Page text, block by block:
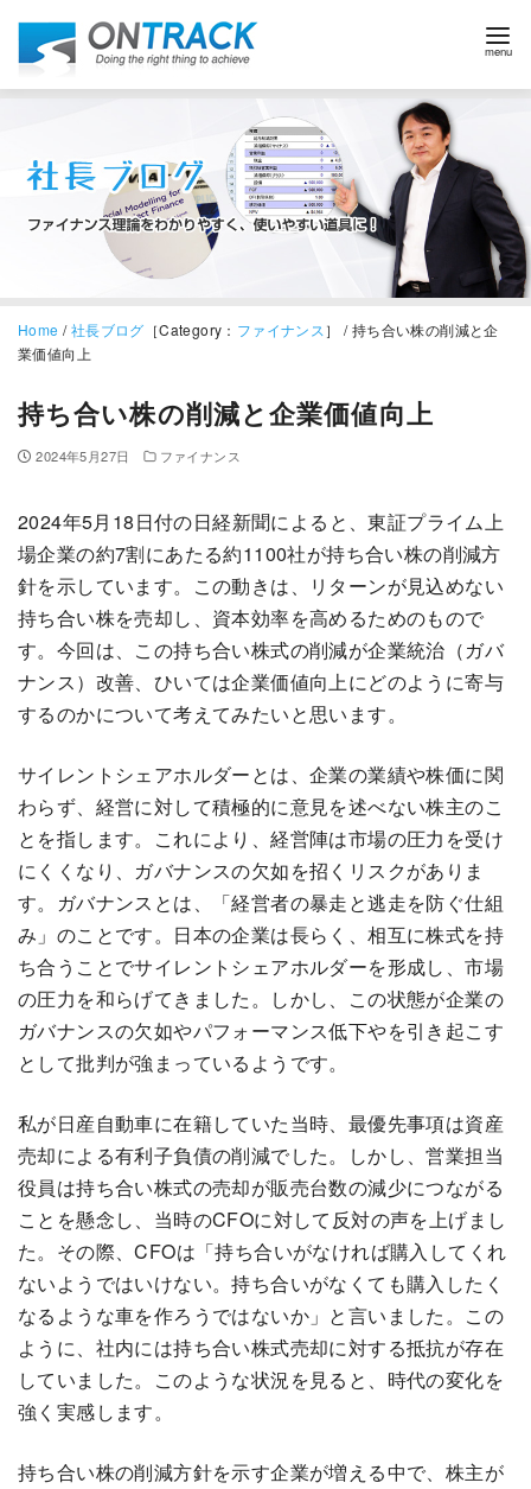
Home /社長ブログ ［Category： ファイナンス ］ / 持ち合い株の削減と企
業価値向上
持ち合い株の削減と企業価値向上
2024年5月27日 ファイナンス
2024年5月18日付の日経新聞によると、東証プライム上
場企業の約7割にあたる約1100社が持ち合い株の削減方
針を示しています。この動きは、リターンが見込めない
持ち合い株を売却し、資本効率を高めるためのもので
す。今回は、この持ち合い株式の削減が企業統治（ガバ
ナンス）改善、ひいては企業価値向上にどのように寄与
するのかについて考えてみたいと思います。
サイレントシェアホルダーとは、企業の業績や株価に関
わらず、経営に対して積極的に意見を述べない株主のこ
とを指します。これにより、経営陣は市場の圧力を受け
にくくなり、ガバナンスの欠如を招くリスクがありま
す。ガバナンスとは、「経営者の暴走と逃走を防ぐ仕組
み」のことです。日本の企業は長らく、相互に株式を持
ち合うことでサイレントシェアホルダーを形成し、市場
の圧力を和らげてきました。しかし、この状態が企業の
ガバナンスの欠如やパフォーマンス低下やを引き起こす
として批判が強まっているようです。
私が日産自動車に在籍していた当時、最優先事項は資産
売却による有利子負債の削減でした。しかし、営業担当
役員は持ち合い株式の売却が販売台数の減少につながる
ことを懸念し、当時のCFOに対して反対の声を上げまし
た。その際、CFOは「持ち合いがなければ購入してくれ
ないようではいけない。持ち合いがなくても購入したく
なるような車を作ろうではないか」と言いました。この
ように、社内には持ち合い株式売却に対する抵抗が存在
していました。このような状況を見ると、時代の変化を
強く実感します。
持ち合い株の削減方針を示す企業が増える中で、株主が